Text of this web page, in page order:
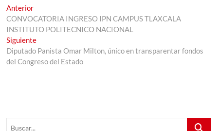
Navegación
de
entradas
AnteriorEntrada
anterior:
CONVOCATORIA INGRESO IPN CAMPUS TLAXCALA
INSTITUTO POLITECNICO NACIONAL
SiguienteEntrada
siguiente:
Diputado Panista Omar Milton, único en transparentar fondos
del Congreso del Estado
Buscar...